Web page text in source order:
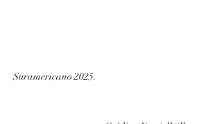
Suramericano 2025.